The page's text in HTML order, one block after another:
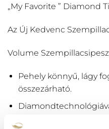
„My Favorite ” Diamond
Az Új Kedvenc
Volume
Pehely könnyű, lágy
összezárható.